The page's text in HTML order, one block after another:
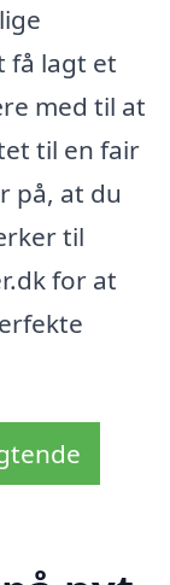
få lagt et
med til at
til en fair
på, at du
til
for at